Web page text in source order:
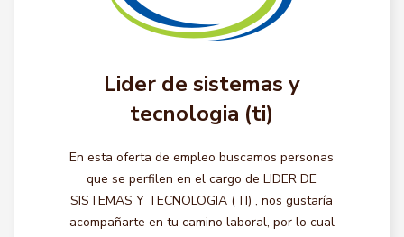
Lider de sistemas y
tecnologia (ti)
En esta oferta de empleo buscamos personas
que se perfilen en el cargo de LIDER DE
SISTEMAS Y TECNOLOGIA (TI) , nos gustaría
acompañarte en tu camino laboral, por lo cual